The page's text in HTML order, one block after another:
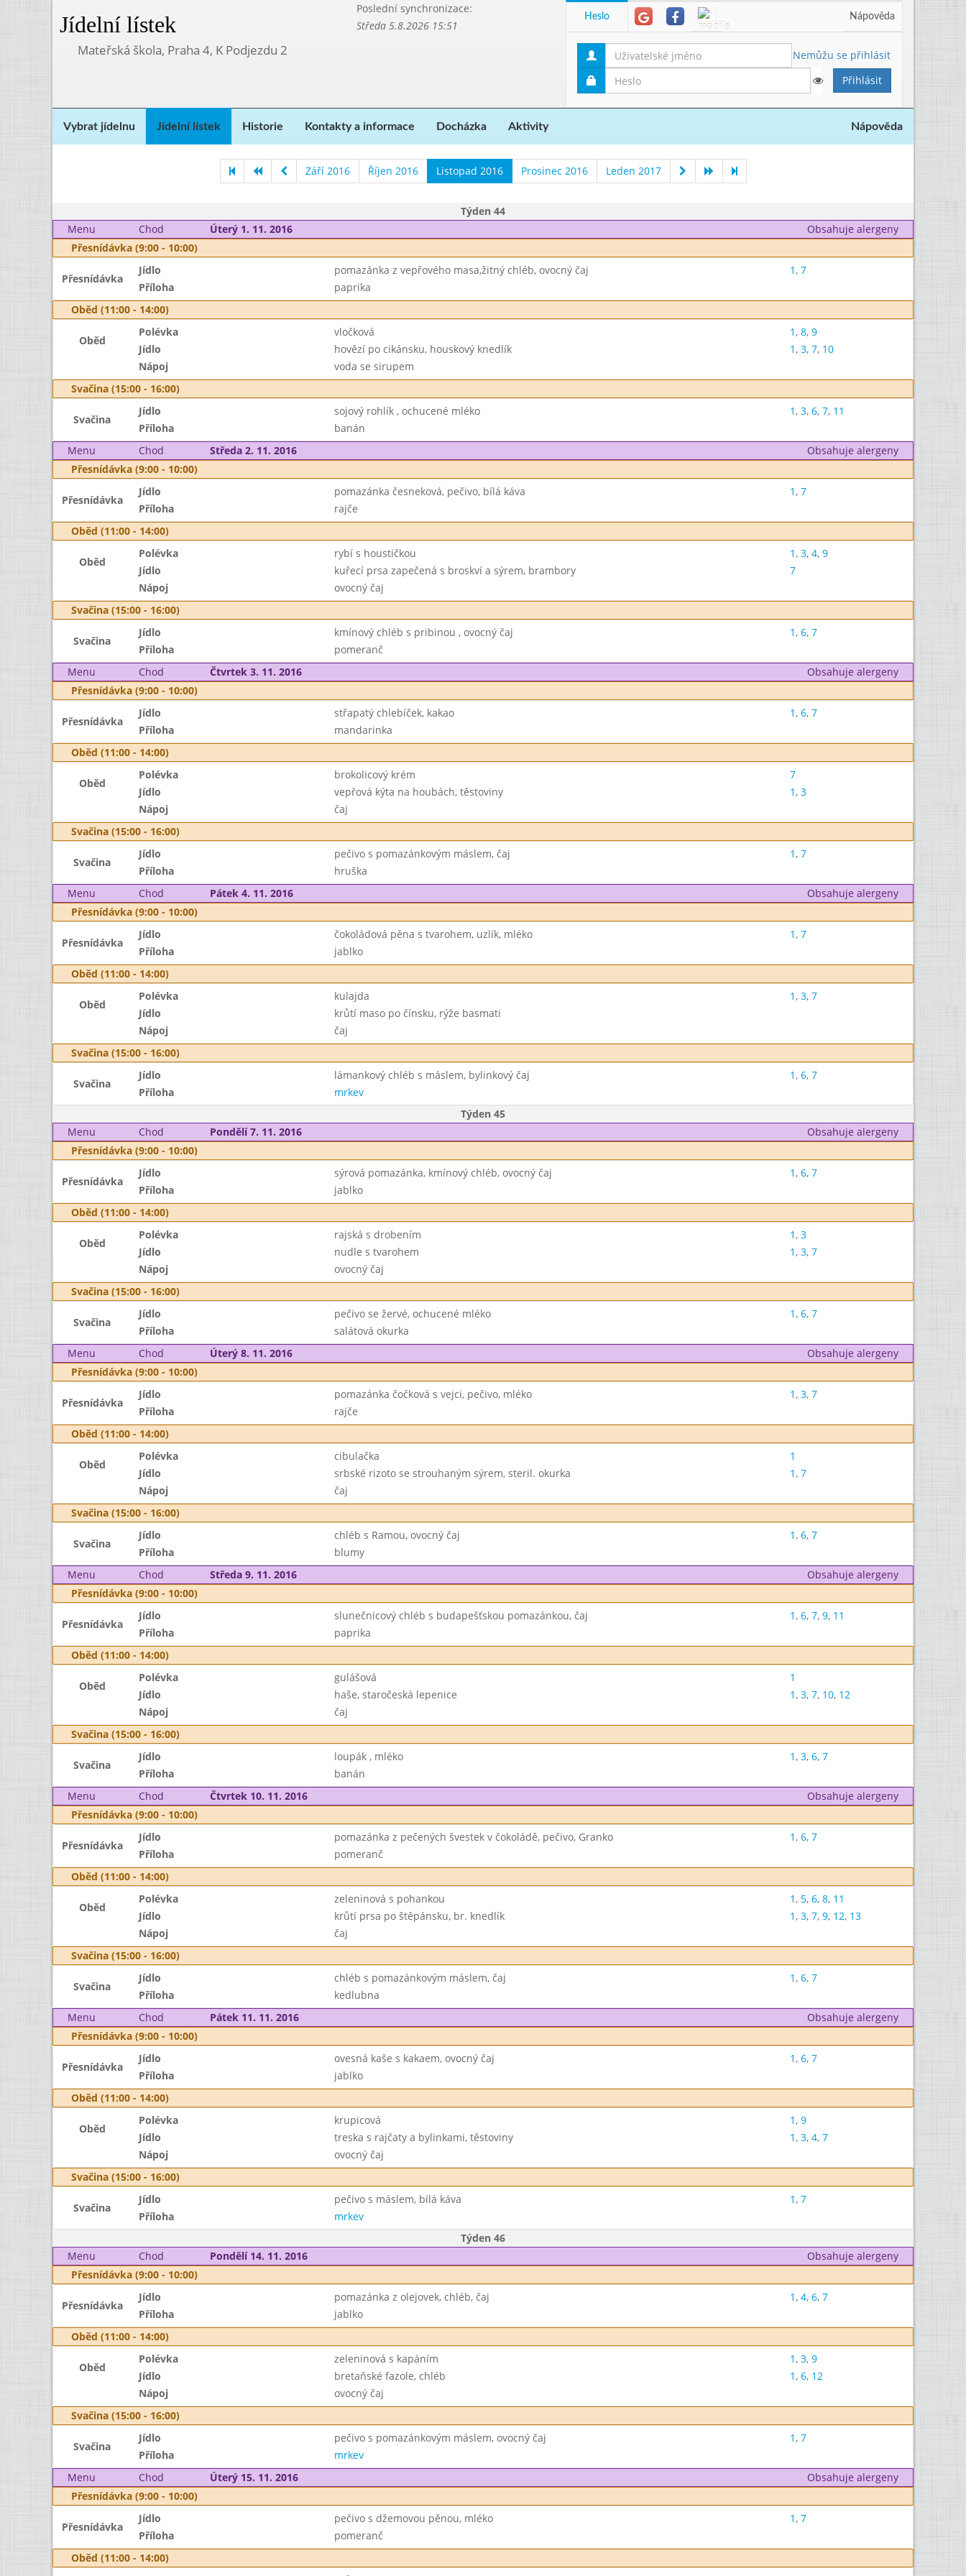
Jídelní lístek
Poslední synchronizace:
Středa 5.8.2026 15:51
Mateřská škola, Praha 4, K Podjezdu 2
Heslo Nápověda
Nemůžu se přihlásit
Vybrat jídelnu Jídelní lístek Historie Kontakty a informace Docházka Aktivity Nápověda
Září 2016 Říjen 2016 Listopad 2016 Prosinec 2016 Leden 2017
Týden 44
Menu
Chod Úterý 1. 11. 2016
Obsahuje alergeny
Přesnídávka (9:00 - 10:00)
Přesnídávka
Jídlo pomazánka z vepřového masa,žitný chléb, ovocný čaj 1, 7
Příloha
paprika
Oběd (11:00 - 14:00)
Oběd
Polévka vločková 1, 8, 9
Jídlo
hovězí po cikánsku, houskový knedlík 1, 3, 7, 10
Nápoj
voda se sirupem
Svačina (15:00 - 16:00)
Svačina
Jídlo sojový rohlík , ochucené mléko 1, 3, 6, 7, 11
Příloha
banán
Menu
Chod Středa 2. 11. 2016
Obsahuje alergeny
Přesnídávka (9:00 - 10:00)
Přesnídávka
Jídlo pomazánka česneková, pečivo, bílá káva 1, 7
Příloha
rajče
Oběd (11:00 - 14:00)
Oběd
Polévka rybí s houstičkou 1, 3, 4, 9
Jídlo
kuřecí prsa zapečená s broskví a sýrem, brambory
7
Nápoj
ovocný čaj
Svačina (15:00 - 16:00)
Svačina
Jídlo kmínový chléb s pribinou , ovocný čaj 1, 6, 7
Příloha
pomeranč
Menu
Chod Čtvrtek 3. 11. 2016
Obsahuje alergeny
Přesnídávka (9:00 - 10:00)
Přesnídávka
Jídlo střapatý chlebíček, kakao 1, 6, 7
Příloha
mandarinka
Oběd (11:00 - 14:00)
Oběd
Polévka brokolicový krém
7
Jídlo
vepřová kýta na houbách, těstoviny 1, 3
Nápoj
čaj
Svačina (15:00 - 16:00)
Svačina
Jídlo pečivo s pomazánkovým máslem, čaj 1, 7
Příloha
hruška
Menu
Chod Pátek 4. 11. 2016
Obsahuje alergeny
Přesnídávka (9:00 - 10:00)
Přesnídávka
Jídlo čokoládová pěna s tvarohem, uzlík, mléko 1, 7
Příloha
jablko
Oběd (11:00 - 14:00)
Oběd
Polévka kulajda 1, 3, 7
Jídlo
krůtí maso po čínsku, rýže basmati
Nápoj
čaj
Svačina (15:00 - 16:00)
Svačina
Jídlo lámankový chléb s máslem, bylinkový čaj 1, 6, 7
Příloha
mrkev
Týden 45
Menu
Chod Pondělí 7. 11. 2016
Obsahuje alergeny
Přesnídávka (9:00 - 10:00)
Přesnídávka
Jídlo sýrová pomazánka, kmínový chléb, ovocný čaj 1, 6, 7
Příloha
jablko
Oběd (11:00 - 14:00)
Oběd
Polévka rajská s drobením 1, 3
Jídlo
nudle s tvarohem 1, 3, 7
Nápoj
ovocný čaj
Svačina (15:00 - 16:00)
Svačina
Jídlo pečivo se žervé, ochucené mléko 1, 6, 7
Příloha
salátová okurka
Menu
Chod Úterý 8. 11. 2016
Obsahuje alergeny
Přesnídávka (9:00 - 10:00)
Přesnídávka
Jídlo pomazánka čočková s vejci, pečivo, mléko 1, 3, 7
Příloha
rajče
Oběd (11:00 - 14:00)
Oběd
Polévka cibulačka
1
Jídlo
srbské rizoto se strouhaným sýrem, steril. okurka 1, 7
Nápoj
čaj
Svačina (15:00 - 16:00)
Svačina
Jídlo chléb s Ramou, ovocný čaj 1, 6, 7
Příloha
blumy
Menu
Chod Středa 9. 11. 2016
Obsahuje alergeny
Přesnídávka (9:00 - 10:00)
Přesnídávka
Jídlo slunečnicový chléb s budapešťskou pomazánkou, čaj 1, 6, 7, 9, 11
Příloha
paprika
Oběd (11:00 - 14:00)
Oběd
Polévka gulášová
1
Jídlo
haše, staročeská lepenice 1, 3, 7, 10, 12
Nápoj
čaj
Svačina (15:00 - 16:00)
Svačina
Jídlo loupák , mléko 1, 3, 6, 7
Příloha
banán
Menu
Chod Čtvrtek 10. 11. 2016
Obsahuje alergeny
Přesnídávka (9:00 - 10:00)
Přesnídávka
Jídlo pomazánka z pečených švestek v čokoládě, pečivo, Granko 1, 6, 7
Příloha
pomeranč
Oběd (11:00 - 14:00)
Oběd
Polévka zeleninová s pohankou 1, 5, 6, 8, 11
Jídlo
krůtí prsa po štěpánsku, br. knedlík 1, 3, 7, 9, 12, 13
Nápoj
čaj
Svačina (15:00 - 16:00)
Svačina
Jídlo chléb s pomazánkovým máslem, čaj 1, 6, 7
Příloha
kedlubna
Menu
Chod Pátek 11. 11. 2016
Obsahuje alergeny
Přesnídávka (9:00 - 10:00)
Přesnídávka
Jídlo ovesná kaše s kakaem, ovocný čaj 1, 6, 7
Příloha
jablko
Oběd (11:00 - 14:00)
Oběd
Polévka krupicová 1, 9
Jídlo
treska s rajčaty a bylinkami, těstoviny 1, 3, 4, 7
Nápoj
ovocný čaj
Svačina (15:00 - 16:00)
Svačina
Jídlo pečivo s máslem, bílá káva 1, 7
Příloha
mrkev
Týden 46
Menu
Chod Pondělí 14. 11. 2016
Obsahuje alergeny
Přesnídávka (9:00 - 10:00)
Přesnídávka
Jídlo pomazánka z olejovek, chléb, čaj 1, 4, 6, 7
Příloha
jablko
Oběd (11:00 - 14:00)
Oběd
Polévka zeleninová s kapáním 1, 3, 9
Jídlo
bretaňské fazole, chléb 1, 6, 12
Nápoj
ovocný čaj
Svačina (15:00 - 16:00)
Svačina
Jídlo pečivo s pomazánkovým máslem, ovocný čaj 1, 7
Příloha
mrkev
Menu
Chod Úterý 15. 11. 2016
Obsahuje alergeny
Přesnídávka (9:00 - 10:00)
Přesnídávka
Jídlo pečivo s džemovou pěnou, mléko 1, 7
Příloha
pomeranč
Oběd (11:00 - 14:00)